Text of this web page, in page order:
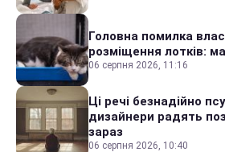
Головна помилка
розміщення лотків:
06 серпня 2026, 11:16
Ці речі безнадійно
дизайнери радять
зараз
06 серпня 2026, 10:40